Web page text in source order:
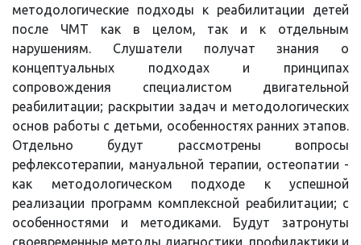
методологические подходы к реабилитации детей
после ЧМТ как в целом, так и к отдельным
нарушениям. Слушатели получат знания о
концептуальных подходах и принципах
сопровождения специалистом двигательной
реабилитации; раскрытии задач и методологических
основ работы с детьми, особенностях ранних этапов.
Отдельно будут рассмотрены вопросы
рефлексотерапии, мануальной терапии, остеопатии -
как методологическом подходе к успешной
реализации программ комплексной реабилитации; с
особенностями и методиками. Будут затронуты
своевременные методы диагностики, профилактики и